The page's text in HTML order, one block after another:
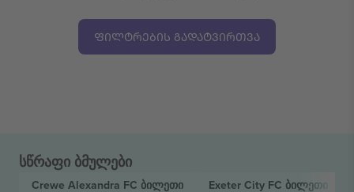
ᲤᲘᲚᲢᲠᲔᲑᲘᲡ ᲒᲐᲓᲐᲢᲕᲘᲠᲗᲕᲐ
სწრაფი ბმულები
Crewe Alexandra FC ბილეთი Exeter City FC ბილეთი